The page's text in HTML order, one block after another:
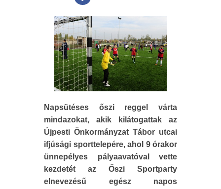
Napsütéses őszi reggel várta
mindazokat, akik kilátogattak az
Újpesti Önkormányzat Tábor utcai
ifjúsági sporttelepére, ahol 9 órakor
ünnepélyes pályaavatóval vette
kezdetét az Őszi Sportparty
elnevezésű egész napos